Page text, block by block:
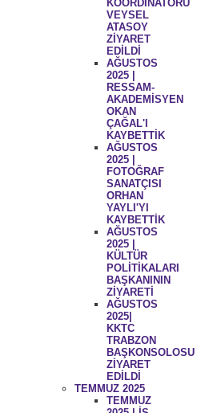
KOORDİNATÖRÜ
VEYSEL
ATASOY
ZİYARET
EDİLDİ
AĞUSTOS
2025 |
RESSAM-
AKADEMİSYEN
OKAN
ÇAĞAL'I
KAYBETTİK
AĞUSTOS
2025 |
FOTOĞRAF
SANATÇISI
ORHAN
YAYLI'YI
KAYBETTİK
AĞUSTOS
2025 |
KÜLTÜR
POLİTİKALARI
BAŞKANININ
ZİYARETİ
AĞUSTOS
2025|
KKTC
TRABZON
BAŞKONSOLOSU
ZİYARET
EDİLDİ
TEMMUZ 2025
TEMMUZ